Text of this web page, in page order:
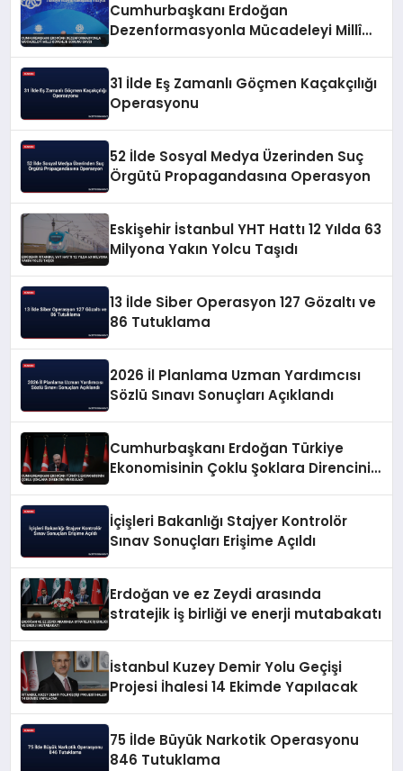
Cumhurbaşkanı Erdoğan
Dezenformasyonla Mücadeleyi Millî
31 İlde Eş Zamanlı Göçmen Kaçakçılığı
Operasyonu
52 İlde Sosyal Medya Üzerinden Suç
Örgütü Propagandasına Operasyon
Eskişehir İstanbul YHT Hattı 12 Yılda 63
Milyona Yakın Yolcu Taşıdı
13 İlde Siber Operasyon 127 Gözaltı ve
86 Tutuklama
2026 İl Planlama Uzman Yardımcısı
Sözlü Sınavı Sonuçları Açıklandı
Cumhurbaşkanı Erdoğan Türkiye
Ekonomisinin Çoklu Şoklara Direncini
İçişleri Bakanlığı Stajyer Kontrolör
Sınav Sonuçları Erişime Açıldı
Erdoğan ve ez Zeydi arasında
stratejik iş birliği ve enerji mutabakatı
İstanbul Kuzey Demir Yolu Geçişi
Projesi İhalesi 14 Ekimde Yapılacak
75 İlde Büyük Narkotik Operasyonu
846 Tutuklama